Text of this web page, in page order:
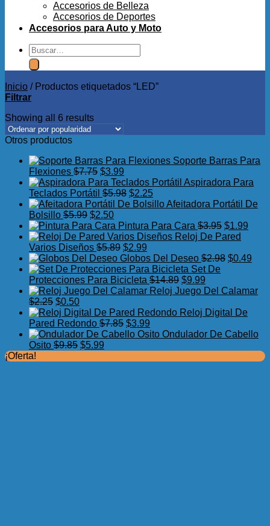
Accesorios de Belleza
Accesorios de Deportes
Accesorios para Auto y Moto
Buscar
por:
Inicio /Productos etiquetados “LED”
Filtrar
Showing all 6 results
Otros productos
Soporte Barras Para
Flexiones $7.75 El
precio
original
era:
$7.75.
$3.99
precio
actual
es:
Aspiradora Para
Teclados Portátil $5.98 El
precio
era:
$5.98.
$2.25El
precio
es:
$2.25.
Afeitadora Portátil De
Bolsillo $5.99 El
precio
original
era:
$5.99.
$2.50El
precio
actual
es:
$2.50.
Pintura Para Cara $3.95 El
precio
era:
$1.99
es:
Reloj De Pared
Varios Diseños $5.89 El
precio
original
era:
$5.89.
$2.99
precio
actual
es:
$2.99.
Globos Del Deseo $2.98 El
era:
$0.49
es:
Set De
Protecciones Para Bicicleta $14.89 El
precio
era:
$9.99
precio
es:
Reloj Juego Del Calamar
$2.25 El
precio
original
era:
$2.25.
$0.50El
precio
actual
es:
$0.50.
Reloj Digital De
Pared Redondo $7.85 El
precio
$3.99
precioOndulador De Cabello
Osito $9.85 El
$5.99
¡Oferta!